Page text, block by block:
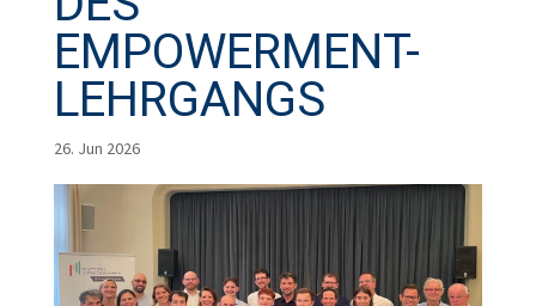
EMPOWERMENT-
LEHRGANGS
26. Jun 2026